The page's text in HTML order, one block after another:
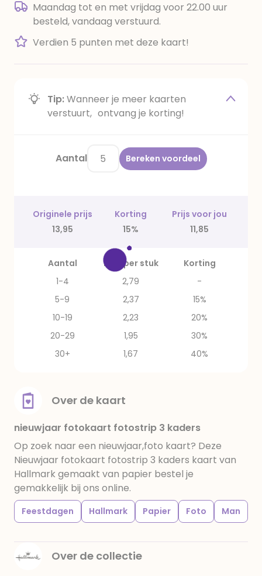
Maandag tot en met vrijdag voor 22.00 uur
besteld, vandaag verstuurd.
Verdien 5 punten met deze kaart!
Tip:Wanneer je meer kaarten
verstuurt, ontvang je korting!
Aantal Bereken voordeel
Originele prijs Korting
Prijs voor jou
13,95
15% 11,85
Aantal Prijs per stuk
Korting
1-4
2,79
-
5-9
2,37
15%
10-19
2,23
20%
20-29
1,95
30%
30+
1,67 40%
Over de kaart
nieuwjaar fotokaart fotostrip 3 kaders
Op zoek naar een nieuwjaar,foto kaart? Deze
Nieuwjaar fotokaart fotostrip 3 kaders kaart van
Hallmark gemaakt van papier bestel je
gemakkelijk bij ons online.
Feestdagen Hallmark Papier Foto Man
Over de collectie